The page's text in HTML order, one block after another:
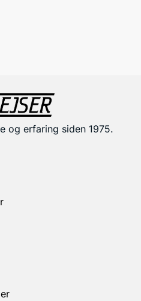
og erfaring siden 1975.